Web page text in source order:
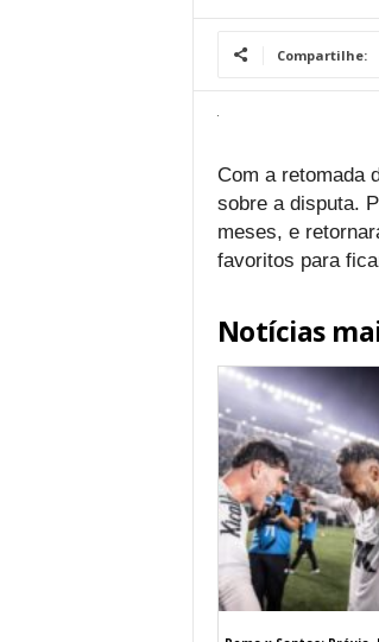
Compartilhe:
Com a retomada
sobre a disputa.
meses, e
favoritos para
Notícias